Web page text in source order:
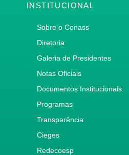
INSTITUCIONAL
Sobre o Conass
Diretoria
Galeria de Presidentes
Notas Oficiais
Documentos Institucionais
Programas
Transparência
Cieges
Redecoesp